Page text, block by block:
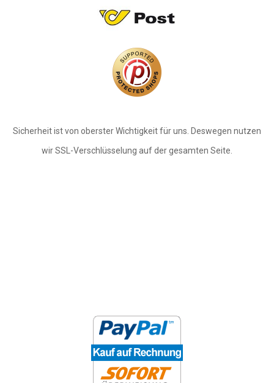
Sicherheit ist von oberster Wichtigkeit für uns. Deswegen nutzen
wir SSL-Verschlüsselung auf der gesamten Seite.